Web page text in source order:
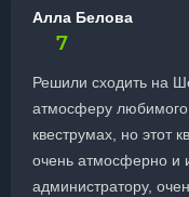
Алла Белова
7
Решили сходить на
атмосферу
квеструмах, но этот
очень атмосферно и
администратору,